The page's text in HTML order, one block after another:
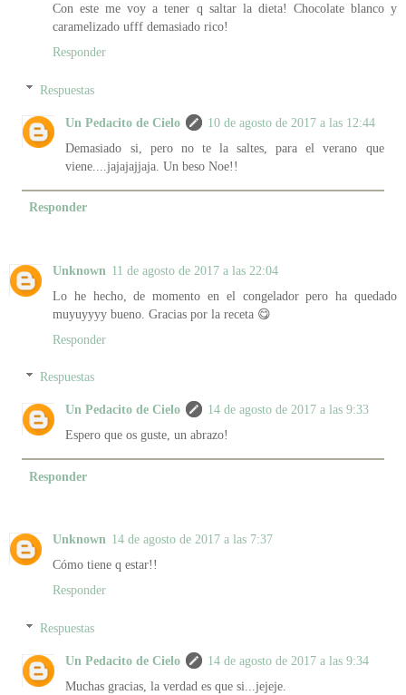
Con este me voy a tener q saltar la dieta! Chocolate blanco y
caramelizado ufff demasiado rico!
Responder
Respuestas
Un Pedacito de Cielo
10 de agosto de 2017 a las 12:44
Demasiado si, pero no te la saltes, para el verano que
viene....jajajajjaja. Un beso Noe!!
Responder
Unknown 11 de agosto de 2017 a las 22:04
Lo he hecho, de momento en el congelador pero ha quedado
muyuyyyy bueno. Gracias por la receta 😋
Responder
Respuestas
Un Pedacito de Cielo
14 de agosto de 2017 a las 9:33
Espero que os guste, un abrazo!
Responder
Unknown 14 de agosto de 2017 a las 7:37
Cómo tiene q estar!!
Responder
Respuestas
Un Pedacito de Cielo
14 de agosto de 2017 a las 9:34
Muchas gracias, la verdad es que si...jejeje.